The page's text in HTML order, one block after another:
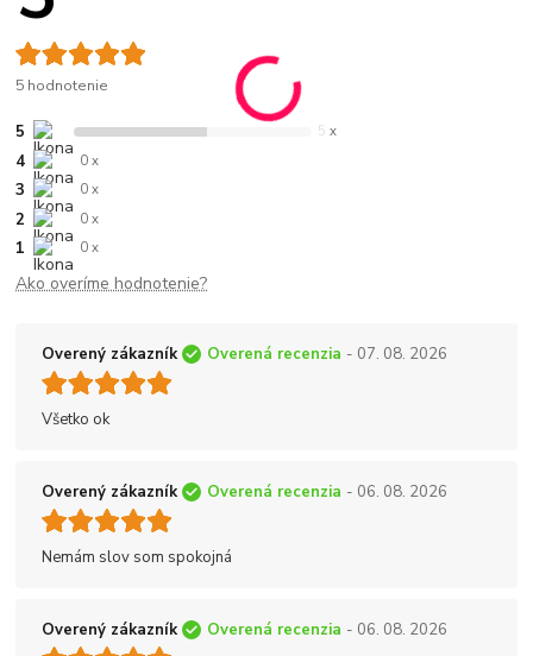
5 hodnotenie
5 5 x
4 0 x
3 0 x
2 0 x
1 0 x
Ako overíme hodnotenie?
Overený zákazník Overená recenzia - 07. 08. 2026
Všetko ok
Overený zákazník Overená recenzia - 06. 08. 2026
Nemám slov som spokojná
Overený zákazník Overená recenzia - 06. 08. 2026